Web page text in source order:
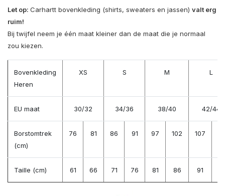
Let op: Carhartt bovenkleding (shirts, sweaters en jassen) valt erg
ruim!
Bij twijfel neem je één maat kleiner dan de maat die je normaal
zou kiezen.
Bovenkleding
Heren
XS S M L
EU maat 30/32 34/36 38/40 42/44
Borstomtrek
(cm)
76 81 86 91 97 102 107
Taille (cm) 61 66 71 76 81 86 91